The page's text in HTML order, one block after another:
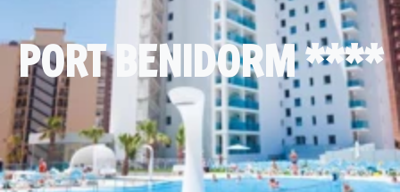
PORT BENIDORM ****